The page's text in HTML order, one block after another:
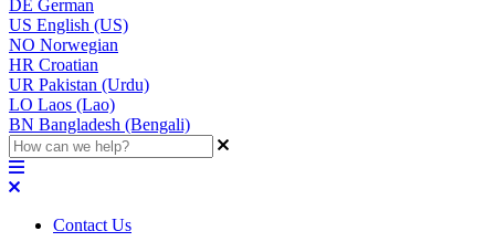
DE German
US English (US)
NO Norwegian
HR Croatian
UR Pakistan (Urdu)
LO Laos (Lao)
BN Bangladesh (Bengali)
Contact Us